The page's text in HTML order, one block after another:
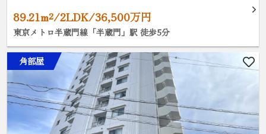
89.21m²/2LDK/36,500万円
東京メトロ半蔵門線「半蔵門」駅 徒歩5分
角部屋